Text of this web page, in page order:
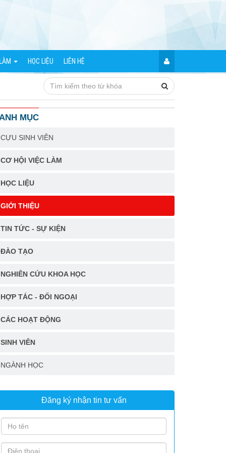
HỌC LIỆU LIÊN HỆ
MỤC
CỰU SINH VIÊN
CƠ HỘI VIỆC LÀM
HỌC LIỆU
GIỚI THIỆU
TIN TỨC - SỰ KIỆN
ĐÀO TẠO
NGHIÊN CỨU KHOA HỌC
HỢP TÁC - ĐỐI NGOẠI
CÁC HOẠT ĐỘNG
SINH VIÊN
NGÀNH HỌC
Đăng ký nhận tin tư vấn